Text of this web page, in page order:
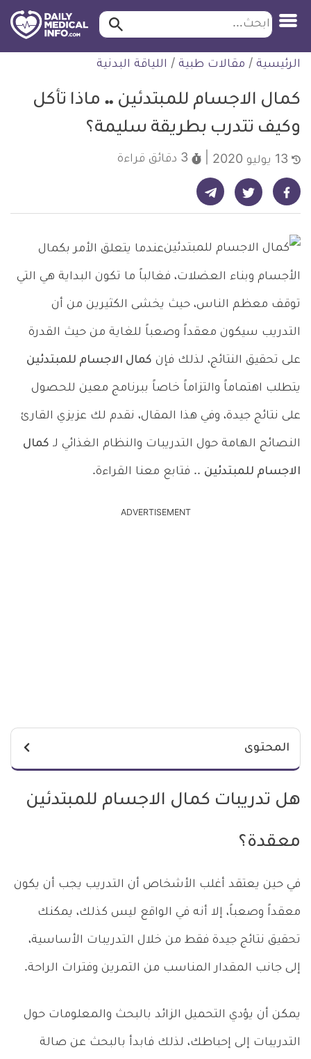
التخطي
للمحتوى
ابحث ابحث…
الرئيسية / مقالات طبية / اللياقة البدنية
كمال الاجسام للمبتدئين .. ماذا تأكل
وكيف تتدرب بطريقة سليمة؟
3 دقائق قراءة
شارك على فيسبوك - ديلي ميديكال انفو شارك على تويتر - ديلي ميديكال انفو شارك على تيليجرام - ديلي ميديكال انفو
عندما يتعلق الأمر بكمال
الأجسام وبناء العضلات، فغالباً ما تكون البداية هي التي
توقف معظم الناس، حيث يخشى الكثيرين من أن
التدريب سيكون معقداً وصعباً للغاية من حيث القدرة
على تحقيق النتائج، لذلك فإن كمال الاجسام للمبتدئين
يتطلب اهتماماً والتزاماً خاصاً ببرنامج معين للحصول
على نتائج جيدة، وفي هذا المقال، نقدم لك عزيزي القارئ
النصائح الهامة حول التدريبات والنظام الغذائي لـ كمال
الاجسام للمبتدئين .. فتابع معنا القراءة.
ADVERTISEMENT
المحتوى
هل تدريبات كمال الاجسام للمبتدئين
معقدة؟
في حين يعتقد أغلب الأشخاص أن التدريب يجب أن يكون
معقداً وصعباً، إلا أنه في الواقع ليس كذلك، يمكنك
تحقيق نتائج جيدة فقط من خلال التدريبات الأساسية،
إلى جانب المقدار المناسب من التمرين وفترات الراحة.
يمكن أن يؤدي التحميل الزائد بالبحث والمعلومات حول
التدريبات إلى إحباطك، لذلك فابدأ بالبحث عن صالة